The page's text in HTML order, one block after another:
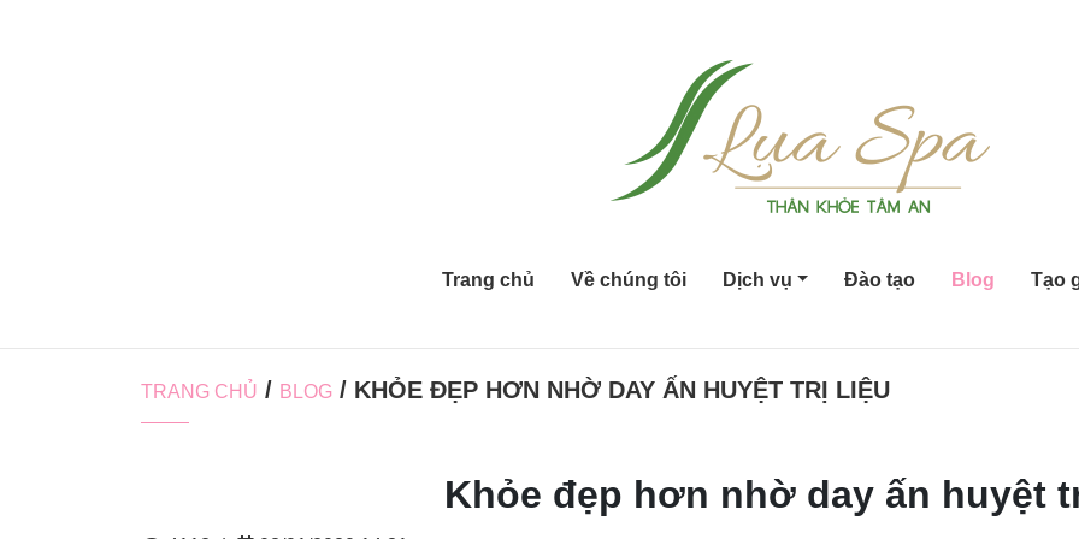
Trang chủ Về chúng tôi Dịch vụ Đào tạo Blog Tạo
TRANG CHỦ / BLOG / KHỎE ĐẸP HƠN NHỜ DAY ẤN HUYỆT TRỊ LIỆU
Khỏe đẹp hơn nhờ day ấn huyệt